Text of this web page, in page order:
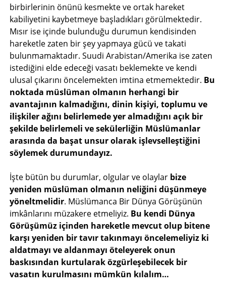
birbirlerinin önünü kesmekte ve ortak hareket
kabiliyetini kaybetmeye başladıkları görülmektedir.
Mısır ise içinde bulunduğu durumun kendisinden
hareketle zaten bir şey yapmaya gücü ve takati
bulunmamaktadır. Suudi Arabistan/Amerika ise zaten
istediğini elde edeceği vasatı beklemekte ve kendi
ulusal çıkarını öncelemekten imtina etmemektedir. Bu
noktada müslüman olmanın herhangi bir
avantajının kalmadığını, dinin kişiyi, toplumu ve
ilişkiler ağını belirlemede yer almadığını açık bir
şekilde belirlemeli ve sekülerliğin Müslümanlar
arasında da başat unsur olarak işlevselleştiğini
söylemek durumundayız.
İşte bütün bu durumlar, olgular ve olaylar bize
yeniden müslüman olmanın neliğini düşünmeye
yöneltmelidir. Müslümanca Bir Dünya Görüşünün
imkânlarını müzakere etmeliyiz. Bu kendi Dünya
Görüşümüz içinden hareketle mevcut olup bitene
karşı yeniden bir tavır takınmayı öncelemeliyiz ki
aldatmayı ve aldanmayı öteleyerek onun
baskısından kurtularak özgürleşebilecek bir
vasatın kurulmasını mümkün kılalım…